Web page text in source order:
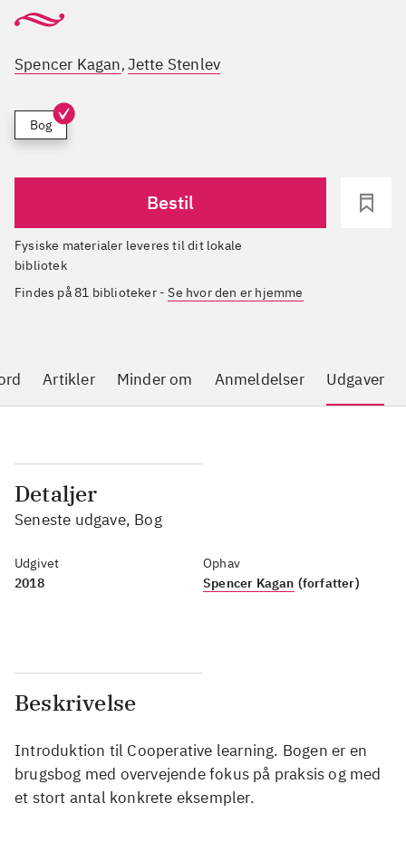
Spencer Kagan, Jette Stenlev
Bog
Bestil
Fysiske materialer leveres til dit lokale
bibliotek
Findes på 81 biblioteker-Se hvor den er hjemme
Artikler Minder om Anmeldelser Udgaver
Detaljer
Seneste udgave, Bog
Udgivet
2018
Ophav
Spencer Kagan (forfatter)
Beskrivelse
Introduktion til Cooperative learning. Bogen er en
brugsbog med overvejende fokus på praksis og med
et stort antal konkrete eksempler.